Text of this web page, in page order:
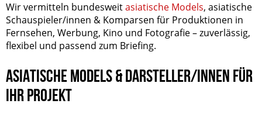
Wir vermitteln bundesweitasiatische Models, asiatische
Schauspieler/innen & Komparsen für Produktionen in
Fernsehen, Werbung, Kino und Fotografie – zuverlässig,
flexibel und passend zum Briefing.
ASIATISCHE MODELS & DARSTELLER/INNEN FÜR
IHR PROJEKT